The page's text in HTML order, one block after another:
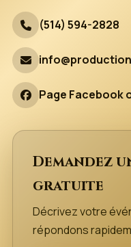
(514) 594-2828
Page Facebook
Demandez
gratuite
Décrivez votre
répondons